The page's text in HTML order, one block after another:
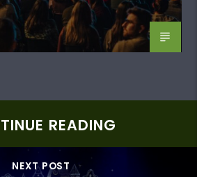
READING
NEXT POST